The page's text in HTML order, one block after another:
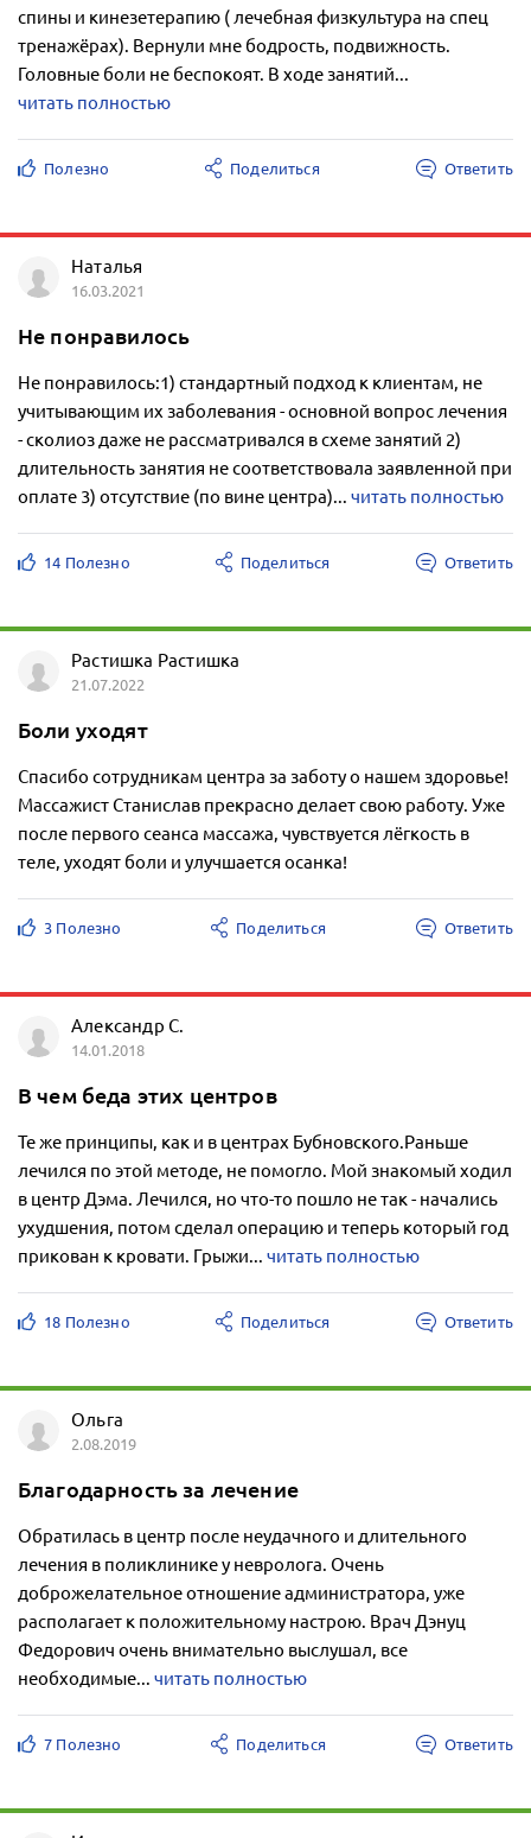
спины и кинезетерапию ( лечебная физкультура на спец
тренажёрах). Вернули мне бодрость, подвижность.
Головные боли не беспокоят. В ходе занятий...
читать полностью
Полезно Поделиться Ответить
Наталья
16.03.2021
Не понравилось
Не понравилось:1) стандартный подход к клиентам, не
учитывающим их заболевания - основной вопрос лечения
- сколиоз даже не рассматривался в схеме занятий 2)
длительность занятия не соответствовала заявленной при
оплате 3) отсутствие (по вине центра)... читать полностью
14 Полезно Поделиться Ответить
Растишка Растишка
21.07.2022
Боли уходят
Спасибо сотрудникам центра за заботу о нашем здоровье!
Массажист Станислав прекрасно делает свою работу. Уже
после первого сеанса массажа, чувствуется лёгкость в
теле, уходят боли и улучшается осанка!
3 Полезно Поделиться Ответить
Александр С.
14.01.2018
В чем беда этих центров
Те же принципы, как и в центрах Бубновского.Раньше
лечился по этой методе, не помогло. Мой знакомый ходил
в центр Дэма. Лечился, но что-то пошло не так - начались
ухудшения, потом сделал операцию и теперь который год
прикован к кровати. Грыжи... читать полностью
18 Полезно Поделиться Ответить
Ольга
2.08.2019
Благодарность за лечение
Обратилась в центр после неудачного и длительного
лечения в поликлинике у невролога. Очень
доброжелательное отношение администратора, уже
располагает к положительному настрою. Врач Дэнуц
Федорович очень внимательно выслушал, все
необходимые... читать полностью
7 Полезно Поделиться Ответить